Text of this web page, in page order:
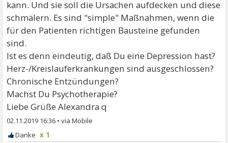
kann. Und sie soll die Ursachen aufdecken und diese
schmälern. Es sind "simple" Maßnahmen, wenn die
für den Patienten richtigen Bausteine gefunden
sind.
Ist es denn eindeutig, daß Du eine Depression hast?
Herz-/Kreislauferkrankungen sind ausgeschlossen?
Chronische Entzündungen?
Machst Du Psychotherapie?
Liebe Grüße Alexandra q
02.11.2019 16:36 •
x 1